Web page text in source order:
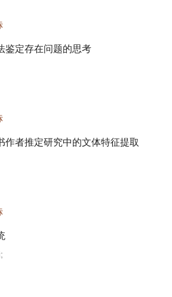
鉴定存在问题的思考
作者推定研究中的文体特征提取